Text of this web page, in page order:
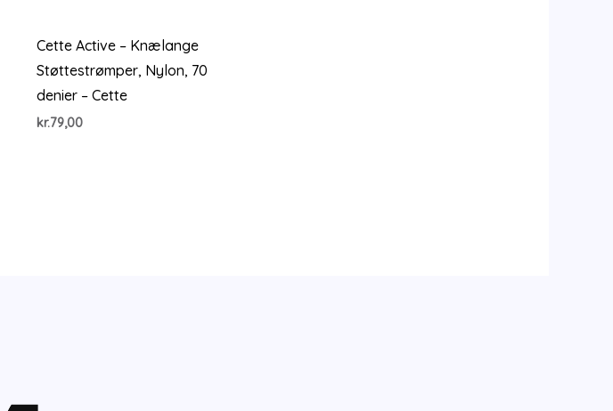
Cette Active – Knælange
Støttestrømper, Nylon, 70
denier – Cette
kr.79,00